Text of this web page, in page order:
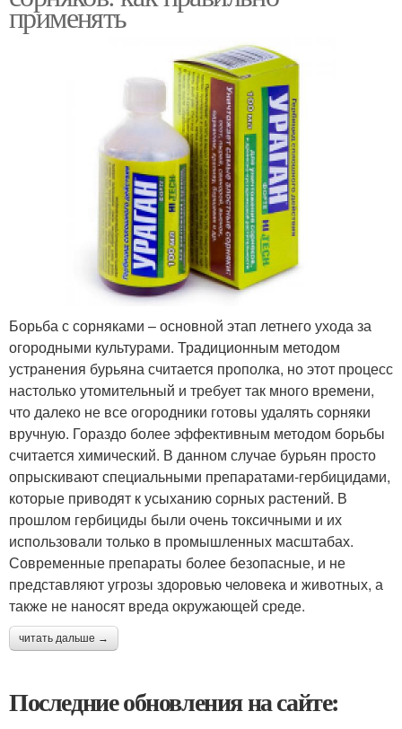
применять
Борьба с сорняками – основной этап летнего ухода за
огородными культурами. Традиционным методом
устранения бурьяна считается прополка, но этот процесс
настолько утомительный и требует так много времени,
что далеко не все огородники готовы удалять сорняки
вручную. Гораздо более эффективным методом борьбы
считается химический. В данном случае бурьян просто
опрыскивают специальными препаратами-гербицидами,
которые приводят к усыханию сорных растений. В
прошлом гербициды были очень токсичными и их
использовали только в промышленных масштабах.
Современные препараты более безопасные, и не
представляют угрозы здоровью человека и животных, а
также не наносят вреда окружающей среде.
читать дальше →
Последние обновления на сайте: